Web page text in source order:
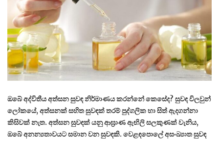
ඔබේ අද්විතීය අත්සන සුවඳ නිර්මාණය කරන්නේ කෙසේද? සුවඳ විලවුන්
ලෝකයේ, අත්සනක් සහිත සුවඳක් තරම් පුද්ගලික හා සිත් ඇදගන්නා
කිසිවක් නැත. අත්සන සුවඳක් යනු ආඝ්‍රාණ ඇඟිලි සලකුණක් වැනිය,
ඔබේ අනන්‍යතාවයට සමාන වන සුවඳකි. වෙළඳපොලේ අසංඛ්‍යාත සුවඳ